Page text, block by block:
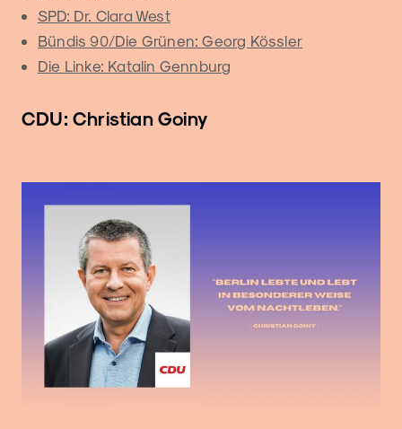
SPD: Dr. Clara West
Bündis 90/Die Grünen: Georg Kössler
Die Linke: Katalin Gennburg
CDU: Christian Goiny